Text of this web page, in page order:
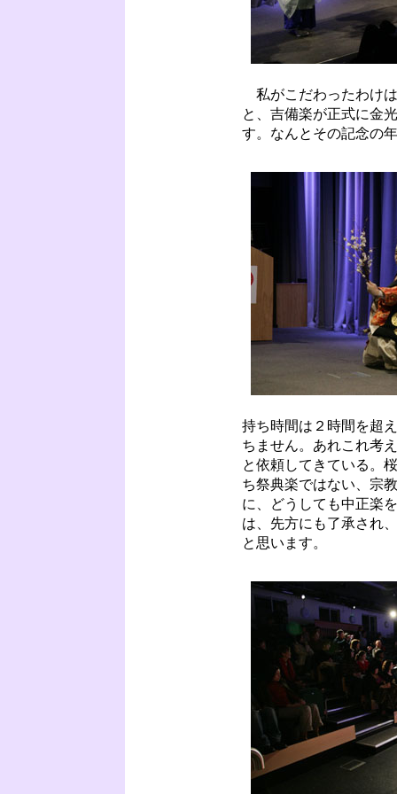
私がこだわったわけ
と、吉備楽が正式に金
す。なんとその記念の
持ち時間は２時間を超
ちません。あれこれ考
と依頼してきている。
ち祭典楽ではない、宗
に、どうしても中正楽
は、先方にも了承され
と思います。